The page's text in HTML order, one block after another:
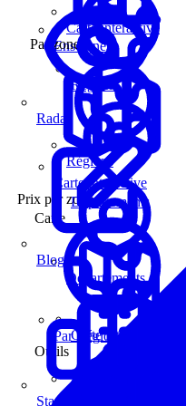
Enseignes
Carte interactive
Prix par zone
Par Région
Régions
Départements
Carte
Carte interactive
Outils
Carte interactive
Par zone
Régions
Départements
Radar
Blog
Statistiques